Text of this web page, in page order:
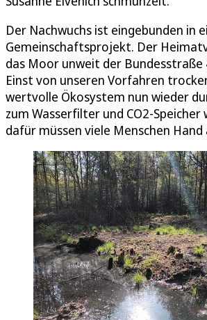
Der Nachwuchs ist eingebunden in
Gemeinschaftsprojekt. Der
das Moor unweit der
Einst von unseren Vorfahren
wertvolle Ökosystem nun wieder
zum Wasserfilter und CO2-Speicher
dafür müssen viele Menschen Hand